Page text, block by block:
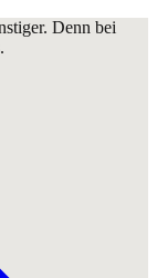
Denn bei